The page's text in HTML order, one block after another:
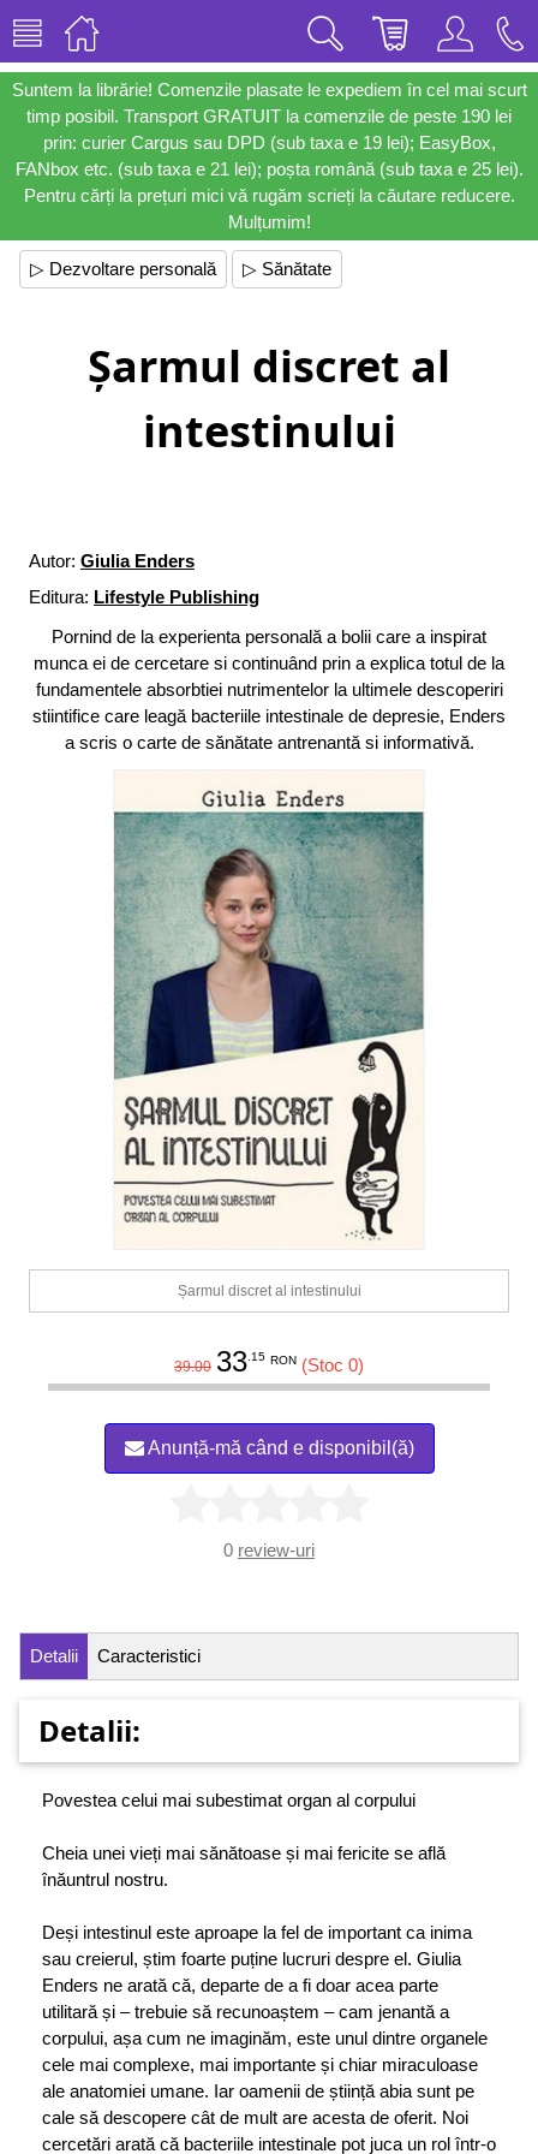
Suntem la librărie! Comenzile plasate le expediem în cel mai scurt
timp posibil. Transport GRATUIT la comenzile de peste 190 lei
prin: curier Cargus sau DPD (sub taxa e 19 lei); EasyBox,
FANbox etc. (sub taxa e 21 lei); poșta română (sub taxa e 25 lei).
Pentru cărți la prețuri mici vă rugăm scrieți la căutare reducere.
Mulțumim!
▷ Dezvoltare personală ▷ Sănătate
Șarmul discret al
intestinului
Autor: Giulia Enders
Editura: Lifestyle Publishing
Pornind de la experienta personală a bolii care a inspirat
munca ei de cercetare si continuând prin a explica totul de la
fundamentele absorbtiei nutrimentelor la ultimele descoperiri
stiintifice care leagă bacteriile intestinale de depresie, Enders
a scris o carte de sănătate antrenantă si informativă.
Șarmul discret al intestinului
39.00 33.15 RON (Stoc 0)
Anunță-mă când e disponibil(ă)
0 review-uri
Detalii Caracteristici
Detalii:
Povestea celui mai subestimat organ al corpului
Cheia unei vieți mai sănătoase și mai fericite se află
înăuntrul nostru.
Deși intestinul este aproape la fel de important ca inima
sau creierul, știm foarte puține lucruri despre el. Giulia
Enders ne arată că, departe de a fi doar acea parte
utilitară și – trebuie să recunoaștem – cam jenantă a
corpului, așa cum ne imaginăm, este unul dintre organele
cele mai complexe, mai importante și chiar miraculoase
ale anatomiei umane. Iar oamenii de știință abia sunt pe
cale să descopere cât de mult are acesta de oferit. Noi
cercetări arată că bacteriile intestinale pot juca un rol într-o